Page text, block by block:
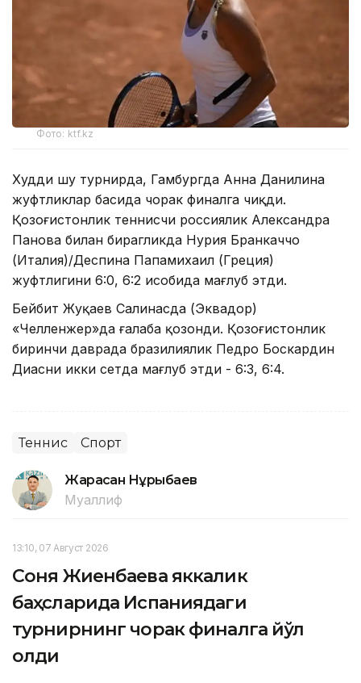
Фото: ktf.kz
Худди шу турнирда, Гамбургда Анна Данилина
жуфтликлар баҳсида чорак финалга чиқди.
Қозоғистонлик теннисчи россиялик Александра
Панова билан бирагликда Нурия Бранкаччо
(Италия)/Деспина Папамихаил (Греция)
жуфтлигини 6:0, 6:2 ҳисобида мағлуб этди.
Бейбит Жуқаев Салинасда (Эквадор)
«Челленжер»да ғалаба қозонди. Қозоғистонлик
биринчи даврада бразилиялик Педро Боскардин
Диасни икки сетда мағлуб этди - 6:3, 6:4.
Теннис Спорт
Жарасқан Нұрыбаев
Муаллиф
13:10, 07 Август 2026
Соня Жиенбаева яккалик
баҳсларида Испаниядаги
турнирнинг чорак финалга йўл
олди